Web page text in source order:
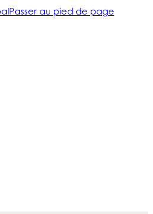
Passer au pied de page